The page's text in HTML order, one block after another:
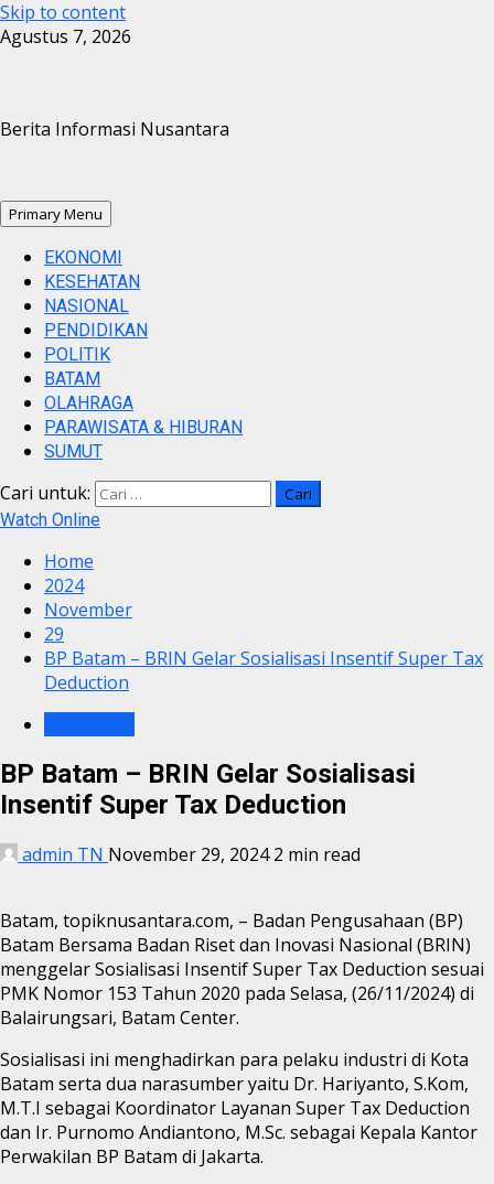
Skip to content
Agustus 7, 2026
Berita Informasi Nusantara
Primary Menu
EKONOMI
KESEHATAN
NASIONAL
PENDIDIKAN
POLITIK
BATAM
OLAHRAGA
PARAWISATA & HIBURAN
SUMUT
Cari untuk:
Watch Online
Home
2024
November
29
BP Batam – BRIN Gelar Sosialisasi Insentif Super Tax
Deduction
BP Batam – BRIN Gelar Sosialisasi
Insentif Super Tax Deduction
admin TN November 29, 20242 min read
Batam, topiknusantara.com, – Badan Pengusahaan (BP)
Batam Bersama Badan Riset dan Inovasi Nasional (BRIN)
menggelar Sosialisasi Insentif Super Tax Deduction sesuai
PMK Nomor 153 Tahun 2020 pada Selasa, (26/11/2024) di
Balairungsari, Batam Center.
Sosialisasi ini menghadirkan para pelaku industri di Kota
Batam serta dua narasumber yaitu Dr. Hariyanto, S.Kom,
M.T.I sebagai Koordinator Layanan Super Tax Deduction
dan Ir. Purnomo Andiantono, M.Sc. sebagai Kepala Kantor
Perwakilan BP Batam di Jakarta.